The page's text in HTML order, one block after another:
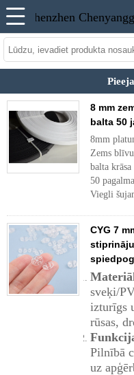
8 mm
balta 50
8mm
Zems
balta krāsa
50
Viegli
CYG 7
sveķi/
izturīgs
rūsas,
Pilnībā
uz